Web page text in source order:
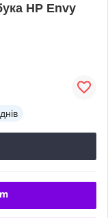
HP Envy